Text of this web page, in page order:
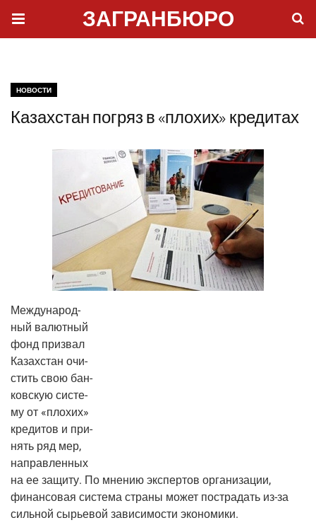
ЗАГРАНБЮРО
НОВОСТИ
Казахстан погряз в «плохих» кредитах
Меж­ду­на­род­
ный валют­ный
фонд при­звал
Казах­стан очи­
стить свою бан­
ков­скую систе­
му от «пло­хих»
кре­ди­тов и при­
нять ряд мер,
направ­лен­ных
на ее защи­ту. По мне­нию экс­пер­тов орга­ни­за­ции,
финан­со­вая систе­ма стра­ны может постра­дать из-за
силь­ной сырье­вой зави­си­мо­сти экономики.